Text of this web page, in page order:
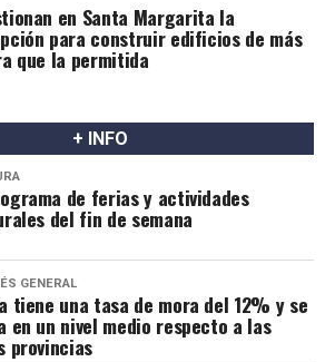
en Santa Margarita la
para construir edificios de más
que la permitida
+ INFO
de ferias y actividades
del fin de semana
GENERAL
tiene una tasa de mora del 12% y se
en un nivel medio respecto a las
provincias